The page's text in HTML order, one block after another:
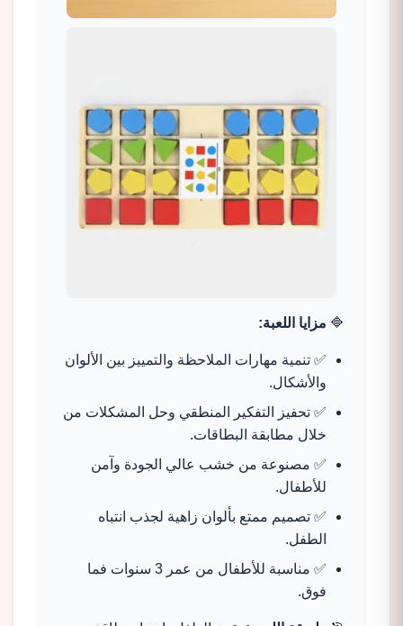
🔷 مزايا اللعبة:
✅ تنمية مهارات الملاحظة والتمييز بين الألوان
والأشكال.
✅ تحفيز التفكير المنطقي وحل المشكلات من
خلال مطابقة البطاقات.
✅ مصنوعة من خشب عالي الجودة وآمن
للأطفال.
✅ تصميم ممتع بألوان زاهية لجذب انتباه
الطفل.
✅ مناسبة للأطفال من عمر 3 سنوات فما
فوق.